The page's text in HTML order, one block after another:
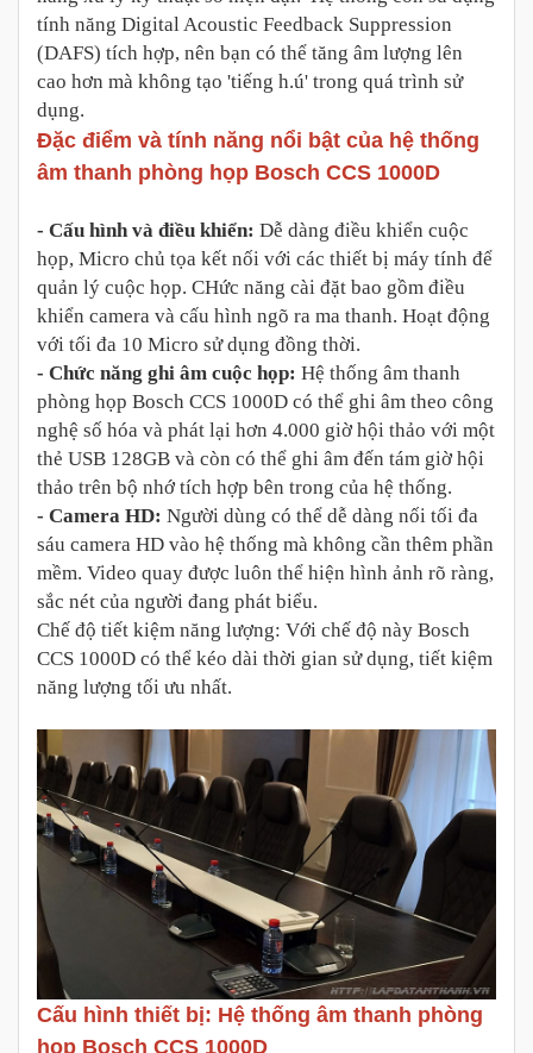
tính năng Digital Acoustic Feedback Suppression
(DAFS) tích hợp, nên bạn có thể tăng âm lượng lên
cao hơn mà không tạo 'tiếng h.ú' trong quá trình sử
dụng.
Đặc điểm và tính năng nổi bật của hệ thống
âm thanh phòng họp Bosch CCS 1000D
- Cấu hình và điều khiển: Dễ dàng điều khiển cuộc
họp, Micro chủ tọa kết nối với các thiết bị máy tính để
quản lý cuộc họp. CHức năng cài đặt bao gồm điều
khiển camera và cấu hình ngõ ra ma thanh. Hoạt động
với tối đa 10 Micro sử dụng đồng thời.
- Chức năng ghi âm cuộc họp: Hệ thống âm thanh
phòng họp Bosch CCS 1000D có thể ghi âm theo công
nghệ số hóa và phát lại hơn 4.000 giờ hội thảo với một
thẻ USB 128GB và còn có thể ghi âm đến tám giờ hội
thảo trên bộ nhớ tích hợp bên trong của hệ thống.
- Camera HD: Người dùng có thể dễ dàng nối tối đa
sáu camera HD vào hệ thống mà không cần thêm phần
mềm. Video quay được luôn thể hiện hình ảnh rõ ràng,
sắc nét của người đang phát biểu.
Chế độ tiết kiệm năng lượng: Với chế độ này Bosch
CCS 1000D có thể kéo dài thời gian sử dụng, tiết kiệm
năng lượng tối ưu nhất.
Cấu hình thiết bị: Hệ thống âm thanh phòng
họp Bosch CCS 1000D